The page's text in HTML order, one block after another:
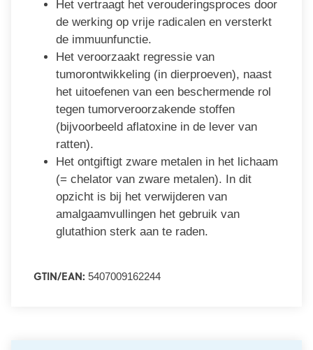
Het vertraagt het verouderingsproces door
de werking op vrije radicalen en versterkt
de immuunfunctie.
Het veroorzaakt regressie van
tumorontwikkeling (in dierproeven), naast
het uitoefenen van een beschermende rol
tegen tumorveroorzakende stoffen
(bijvoorbeeld aflatoxine in de lever van
ratten).
Het ontgiftigt zware metalen in het lichaam
(= chelator van zware metalen). In dit
opzicht is bij het verwijderen van
amalgaamvullingen het gebruik van
glutathion sterk aan te raden.
GTIN/EAN: 5407009162244